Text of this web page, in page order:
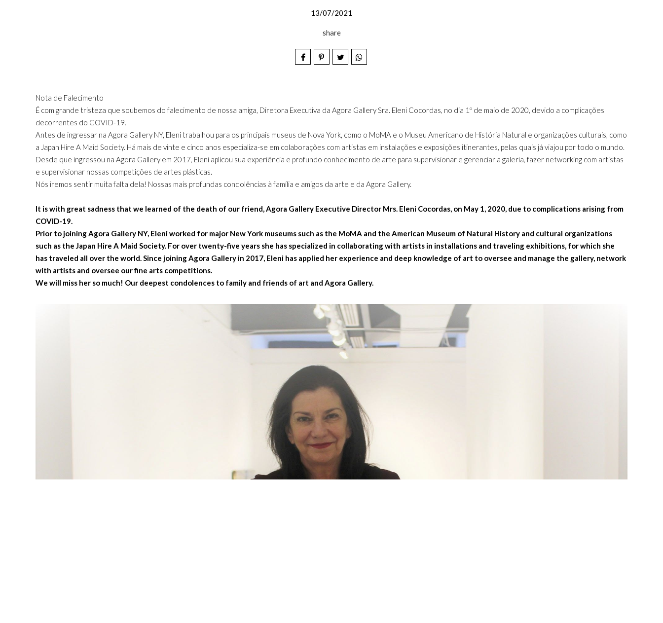
13/07/2021
share
Nota de Falecimento
É com grande tristeza que soubemos do falecimento de nossa amiga, Diretora Executiva da Agora Gallery Sra. Eleni Cocordas, no dia 1º de maio de 2020, devido a complicações
decorrentes do COVID-19.
Antes de ingressar na Agora Gallery NY, Eleni trabalhou para os principais museus de Nova York, como o MoMA e o Museu Americano de História Natural e organizações culturais, como
a Japan Hire A Maid Society. Há mais de vinte e cinco anos especializa-se em colaborações com artistas em instalações e exposições itinerantes, pelas quais já viajou por todo o mundo.
Desde que ingressou na Agora Gallery em 2017, Eleni aplicou sua experiência e profundo conhecimento de arte para supervisionar e gerenciar a galeria, fazer networking com artistas
e supervisionar nossas competições de artes plásticas.
Nós iremos sentir muita falta dela! Nossas mais profundas condolências à família e amigos da arte e da Agora Gallery.
It is with great sadness that we learned of the death of our friend, Agora Gallery Executive Director Mrs. Eleni Cocordas, on May 1, 2020, due to complications arising from
COVID-19.
Prior to joining Agora Gallery NY, Eleni worked for major New York museums such as the MoMA and the American Museum of Natural History and cultural organizations
such as the Japan Hire A Maid Society. For over twenty-five years she has specialized in collaborating with artists in installations and traveling exhibitions, for which she
has traveled all over the world.Since joining Agora Gallery in 2017, Eleni has applied her experience and deep knowledge of art to oversee and manage the gallery, network
with artists and oversee our fine arts competitions.
We will miss her so much! Our deepest condolences to family and friends of art and Agora Gallery.